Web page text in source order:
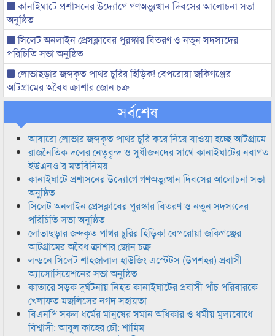
কানাইঘাটে প্রশাসনের উদ্যোগে গণঅভ্যুত্থান দিবসের আলোচনা সভা
অনুষ্ঠিত
সিলেট অনলাইন প্রেসক্লাবের পুরস্কার বিতরণ ও নতুন সদস্যদের
পরিচিতি সভা অনুষ্ঠিত
লোভাছড়ার জব্দকৃত পাথর চুরির হিড়িক! বেপরোয়া জকিগঞ্জের
আটগ্রামের অবৈধ ক্রাশার জোন চক্র
সর্বশেষ
আবারো লোভার জব্দকৃত পাথর চুরি করে নিয়ে যাওয়া হচ্ছে আটগ্রামে
রাজনৈতিক দলের নেতৃবৃন্দ ও সুধীজনদের সাথে কানাইঘাটের নবাগত
ইউএনও’র মতবিনিময়
কানাইঘাটে প্রশাসনের উদ্যোগে গণঅভ্যুত্থান দিবসের আলোচনা সভা
অনুষ্ঠিত
সিলেট অনলাইন প্রেসক্লাবের পুরস্কার বিতরণ ও নতুন সদস্যদের
পরিচিতি সভা অনুষ্ঠিত
লোভাছড়ার জব্দকৃত পাথর চুরির হিড়িক! বেপরোয়া জকিগঞ্জের
আটগ্রামের অবৈধ ক্রাশার জোন চক্র
লন্ডনে সিলেট শাহজালাল হাউজিং এস্টেটস (উপশহর) প্রবাসী
অ্যাসোসিয়েশনের সভা অনুষ্ঠিত
কাতারে সড়ক দুর্ঘটনায় নিহত কানাইঘাটের প্রবাসী পাঁচ পরিবারকে
খেলাফত মজলিসের নগদ সহায়তা
বিএনপি সকল ধর্মের মানুষের সমান অধিকার ও ধর্মীয় মুল্যবোধে
বিশ্বাসী: আবুল কাহের চৌ: শামিম